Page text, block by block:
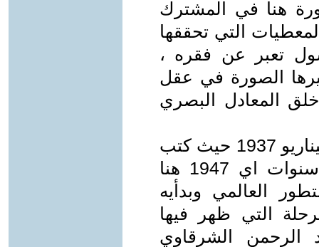
هنا في المشترك
التي تحققها
تعبر عن فقره ،
الصورة في عقل
المعادل البصري
توقيت بدايه عمل السيد بدير في السيناريو 1937 حيث كتب
خمس سيناريوهات بعد ذلك بعشر سنوات اي 1947 هنا
العالمي وبدأيه
التي ظهر فيها
الشرقاوي